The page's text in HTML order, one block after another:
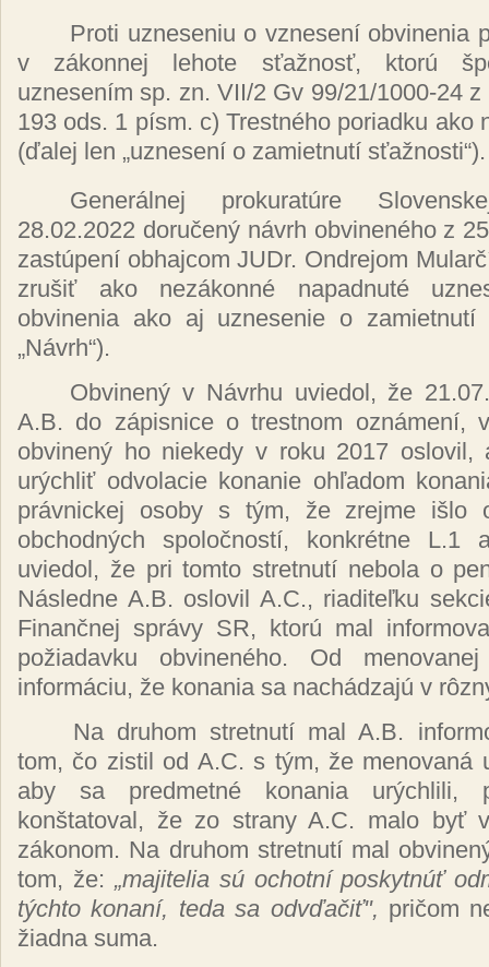
Proti uzneseniu o vznesení obvinenia
v zákonnej lehote sťažnosť, ktorú
uznesením sp. zn. VII/2 Gv 99/21/1000-24
193 ods. 1 písm. c) Trestného poriadku ako
(ďalej len „uznesení o zamietnutí sťažnosti“).
Generálnej prokuratúre
28.02.2022 doručený návrh obvineného z
zastúpení obhajcom JUDr. Ondrejom
zrušiť ako nezákonné napadnuté
obvinenia ako aj uznesenie o
„Návrh“).
Obvinený v Návrhu uviedol, že
A.B. do zápisnice o trestnom oznámení,
obvinený ho niekedy v roku 2017
urýchliť odvolacie konanie ohľadom
právnickej osoby s tým, že zrejme išlo
obchodných spoločností, konkrétne
uviedol, že pri tomto stretnutí nebola o
Následne A.B. oslovil A.C., riaditeľku
Finančnej správy SR, ktorú mal
požiadavku obvineného. Od
informáciu, že konania sa nachádzajú v
Na druhomstretnutí mal A.B.
tom, čo zistil od A.C. s tým, že menovaná
aby sa predmetné konania
konštatoval, že zo strany A.C. malo byť
zákonom. Na druhom stretnutí mal
tom, že: „majitelia sú ochotní poskytnúť
týchto konaní, teda sa odvďačiť", pričom
žiadna suma.